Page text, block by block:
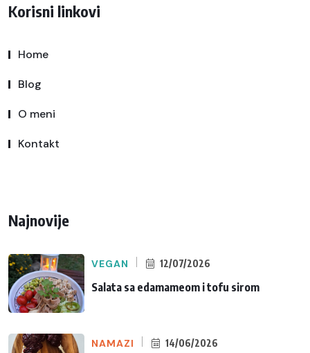
Korisni linkovi
Home
Blog
O meni
Kontakt
Najnovije
VEGAN 12/07/2026
Salata sa edamameom i tofu sirom
NAMAZI 14/06/2026